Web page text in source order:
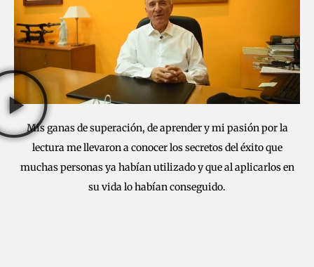
Mis ganas de superación, de aprender y mi pasión por la
lectura me llevaron a conocer los secretos del éxito que
muchas personas ya habían utilizado y que al aplicarlos en
su vida lo habían conseguido.